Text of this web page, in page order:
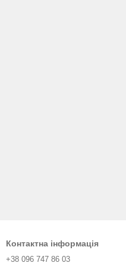
Контактна інформація
+38 096 747 86 03